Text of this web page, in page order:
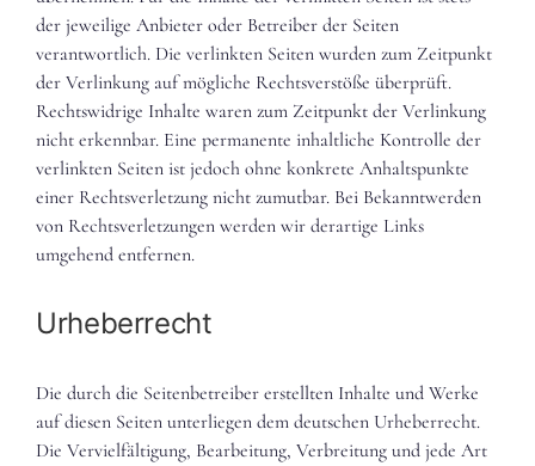
der jeweilige Anbieter oder Betreiber der Seiten
verantwortlich. Die verlinkten Seiten wurden zum Zeitpunkt
der Verlinkung auf mögliche Rechtsverstöße überprüft.
Rechtswidrige Inhalte waren zum Zeitpunkt der Verlinkung
nicht erkennbar. Eine permanente inhaltliche Kontrolle der
verlinkten Seiten ist jedoch ohne konkrete Anhaltspunkte
einer Rechtsverletzung nicht zumutbar. Bei Bekanntwerden
von Rechtsverletzungen werden wir derartige Links
umgehend entfernen.
Urheberrecht
Die durch die Seitenbetreiber erstellten Inhalte und Werke
auf diesen Seiten unterliegen dem deutschen Urheberrecht.
Die Vervielfältigung, Bearbeitung, Verbreitung und jede Art